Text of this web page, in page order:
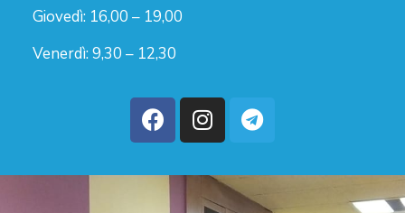
Giovedì: 16,00 – 19,00
Venerdì: 9,30 – 12,30